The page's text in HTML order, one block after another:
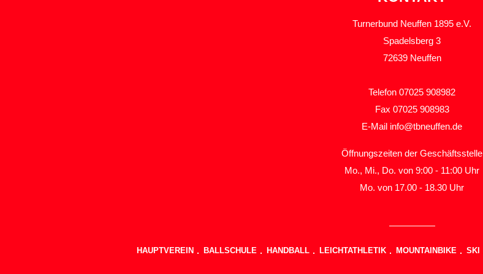
Turnerbund Neuffen 1895 e.V.
Spadelsberg 3
72639 Neuffen
Telefon 07025 908982
Fax 07025 908983
E-Mail info@tbneuffen.de
Öffnungszeiten der Geschäftsstelle
Mo., Mi., Do. von 9:00 - 11:00 Uhr
Mo. von 17.00 - 18.30 Uhr
HAUPTVEREIN BALLSCHULE HANDBALL LEICHTATHLETIK MOUNTAINBIKE SKI